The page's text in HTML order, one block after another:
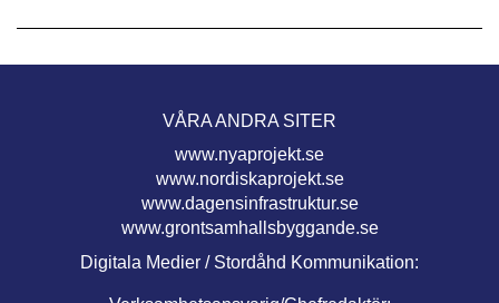
VÅRA ANDRA SITER
www.nyaprojekt.se
www.nordiskaprojekt.se
www.dagensinfrastruktur.se
www.grontsamhallsbyggande.se
Digitala Medier / Stordåhd Kommunikation: